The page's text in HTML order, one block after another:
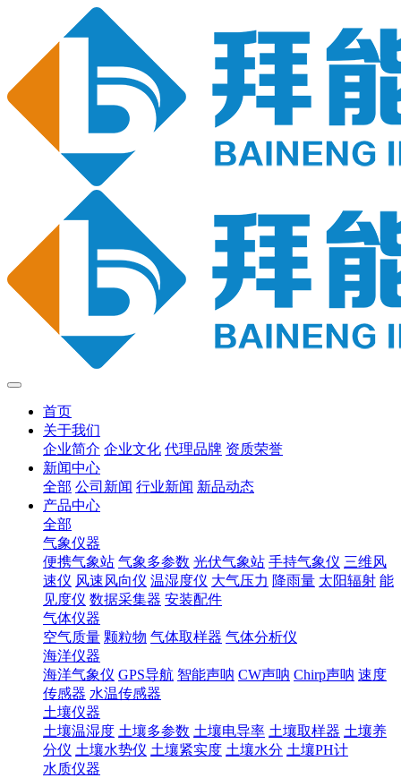
首页
关于我们
企业简介 企业文化 代理品牌 资质荣誉
新闻中心
全部 公司新闻 行业新闻 新品动态
产品中心
全部
气象仪器
便携气象站 气象多参数 光伏气象站 手持气象仪 三维风
速仪 风速风向仪 温湿度仪 大气压力 降雨量 太阳辐射 能
见度仪 数据采集器 安装配件
气体仪器
空气质量 颗粒物 气体取样器 气体分析仪
海洋仪器
海洋气象仪 GPS导航 智能声呐 CW声呐 Chirp声呐 速度
传感器 水温传感器
土壤仪器
土壤温湿度 土壤多参数 土壤电导率 土壤取样器 土壤养
分仪 土壤水势仪 土壤紧实度 土壤水分 土壤PH计
水质仪器